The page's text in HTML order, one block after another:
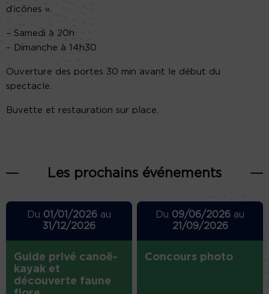
d’icônes ».
– Samedi à 20h
– Dimanche à 14h30
Ouverture des portes 30 min avant le début du
spectacle.
Buvette et restauration sur place.
Les prochains événements
Du 01/01/2026au
31/12/2026
Guide privé canoë-
kayak et
découverte faune
Du 09/06/2026 au
21/09/2026
Concours photo